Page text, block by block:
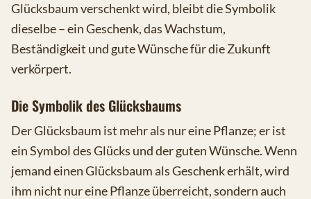
Glücksbaum verschenkt wird, bleibt die Symbolik
dieselbe – ein Geschenk, das Wachstum,
Beständigkeit und gute Wünsche für die Zukunft
verkörpert.
Die Symbolik des Glücksbaums
Der Glücksbaum ist mehr als nur eine Pflanze; er ist
ein Symbol des Glücks und der guten Wünsche. Wenn
jemand einen Glücksbaum als Geschenk erhält, wird
ihm nicht nur eine Pflanze überreicht, sondern auch